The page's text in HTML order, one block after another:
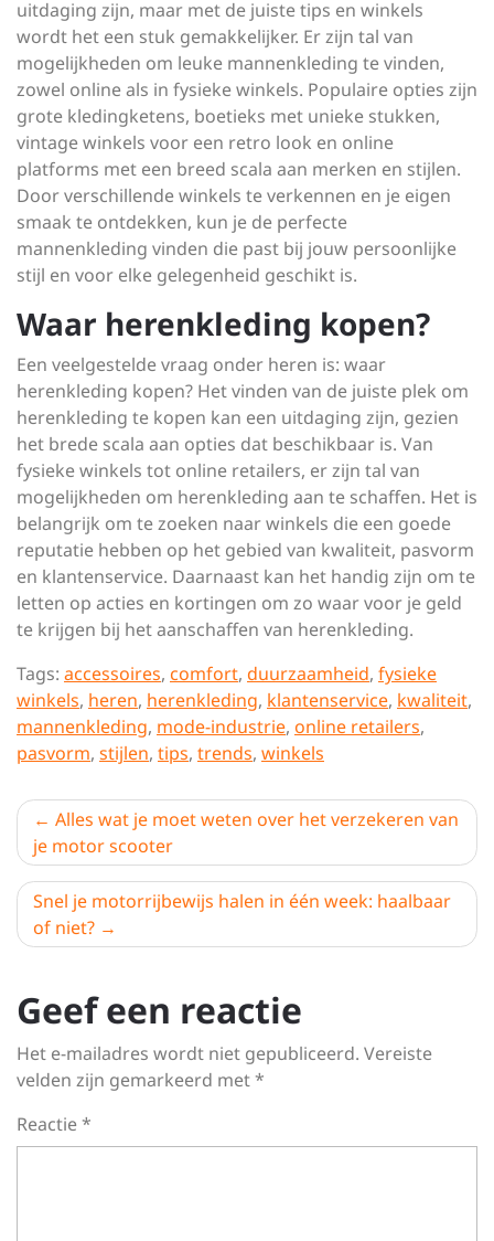
uitdaging zijn, maar met de juiste tips en winkels
wordt het een stuk gemakkelijker. Er zijn tal van
mogelijkheden om leuke mannenkleding te vinden,
zowel online als in fysieke winkels. Populaire opties zijn
grote kledingketens, boetieks met unieke stukken,
vintage winkels voor een retro look en online
platforms met een breed scala aan merken en stijlen.
Door verschillende winkels te verkennen en je eigen
smaak te ontdekken, kun je de perfecte
mannenkleding vinden die past bij jouw persoonlijke
stijl en voor elke gelegenheid geschikt is.
Waar herenkleding kopen?
Een veelgestelde vraag onder heren is: waar
herenkleding kopen? Het vinden van de juiste plek om
herenkleding te kopen kan een uitdaging zijn, gezien
het brede scala aan opties dat beschikbaar is. Van
fysieke winkels tot online retailers, er zijn tal van
mogelijkheden om herenkleding aan te schaffen. Het is
belangrijk om te zoeken naar winkels die een goede
reputatie hebben op het gebied van kwaliteit, pasvorm
en klantenservice. Daarnaast kan het handig zijn om te
letten op acties en kortingen om zo waar voor je geld
te krijgen bij het aanschaffen van herenkleding.
Tags: accessoires, comfort, duurzaamheid, fysieke
winkels, heren, herenkleding, klantenservice, kwaliteit,
mannenkleding, mode-industrie, online retailers,
pasvorm, stijlen, tips, trends, winkels
Berichtnavigatie
Alles wat je moet weten over het verzekeren van
je motor scooter
Snel je motorrijbewijs halen in één week: haalbaar
of niet?
Geef een reactie
Het e-mailadres wordt niet gepubliceerd. Vereiste
velden zijn gemarkeerd met*
Reactie*